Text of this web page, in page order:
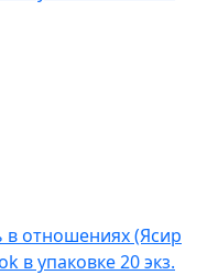
в отношениях (Ясир
в упаковке 20 экз.